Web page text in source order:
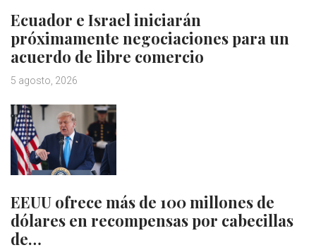
Ecuador e Israel iniciarán
próximamente negociaciones para un
acuerdo de libre comercio
5 agosto, 2026
EEUU ofrece más de 100 millones de
dólares en recompensas por cabecillas
de…